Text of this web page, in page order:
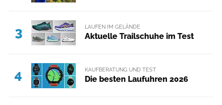
3 LAUFEN IM GELÄNDE
Aktuelle Trailschuhe im Test
4 KAUFBERATUNG UND TEST
Die besten Laufuhren 2026